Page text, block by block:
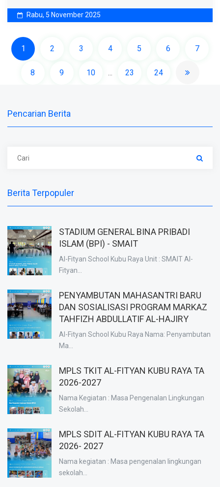
Rabu, 5 November 2025
1 2 3 4 5 6 7
8 9 10 23 24
Pencarian Berita
Berita Terpopuler
STADIUM GENERAL BINA PRIBADI
ISLAM (BPI) - SMAIT
Al-Fityan School Kubu Raya Unit : SMAIT Al-
Fityan...
PENYAMBUTAN MAHASANTRI BARU
DAN SOSIALISASI PROGRAM MARKAZ
TAHFIZH ABDULLATIF AL-HAJIRY
Al-Fityan School Kubu Raya Nama: Penyambutan
Ma...
MPLS TKIT AL-FITYAN KUBU RAYA TA
2026-2027
Nama Kegiatan : Masa Pengenalan Lingkungan
Sekolah...
MPLS SDIT AL-FITYAN KUBU RAYA TA
2026- 2027
Nama kegiatan : Masa pengenalan lingkungan
sekolah...